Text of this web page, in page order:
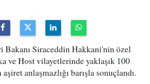
Siraceddin Hakkani'nin özel
ve Host vilayetlerinde yaklaşık 100
anlaşmazlığı barışla sonuçlandı.